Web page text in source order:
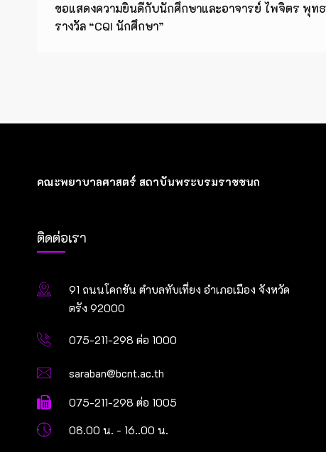
ขอแสดงความยินดีกับนักศึกษาและอาจารย์ ไพจิตร พุท
รางวัล “CQI นักศึกษา”
คณะพยาบาลศาสตร์ สถาบันพระบรมราชชนก
ติดต่อเรา
91 ถนนโคกขัน ตำบลทับเที่ยง อำเภอเมือง จังหวัด
ตรัง 92000
075-211-298 ต่อ 1000
saraban@bcnt.ac.th
075-211-298 ต่อ 1005
08.00 น. - 16..00 น.